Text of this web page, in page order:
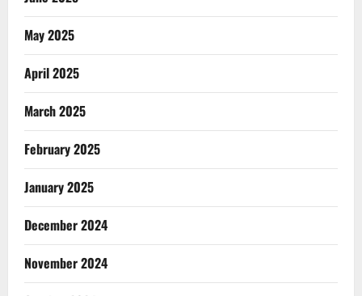
May 2025
April 2025
March 2025
February 2025
January 2025
December 2024
November 2024